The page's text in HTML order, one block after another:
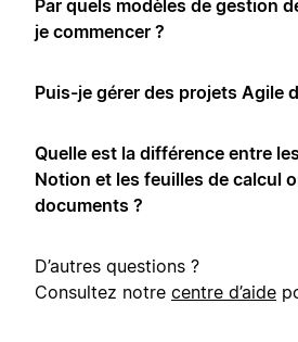
Par quels modèles de gestion
je commencer ?
Puis-je gérer des projets Agile
Quelle est la différence entre
Notion et les feuilles de calcul
documents ?
D’autres questions ?
Consultez notre centre d’aide